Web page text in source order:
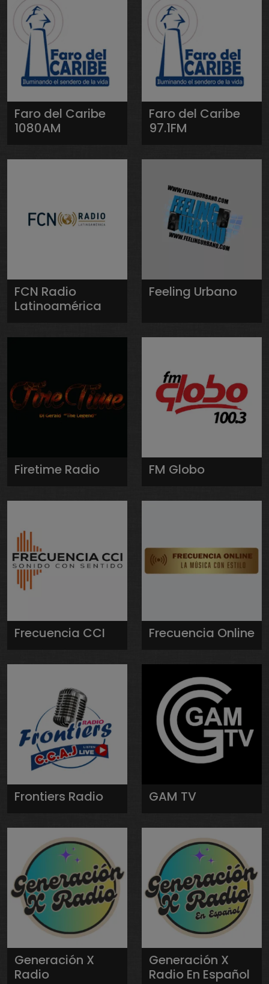
Faro del Caribe
1080AM
Faro del Caribe
97.1FM
FCN Radio
Latinoamérica
Feeling Urbano
Firetime Radio FM Globo
Frecuencia CCI Frecuencia Online
Frontiers Radio GAM TV
Generación X
Radio
Generación X
Radio En Español